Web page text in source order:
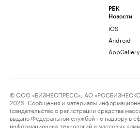
РБК
Новости
iOS
Android
AppGallery
© ООО «БИЗНЕСПРЕСС», АО
2026. Сообщения и материалы
(свидетельство о регистрации средства
выдано Федеральной службой по надзору в
информационных технологий и массовых